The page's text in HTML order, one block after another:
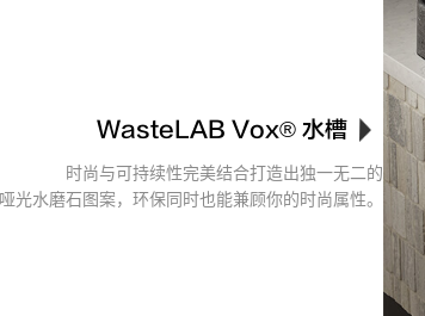
WasteLAB Vox® 水槽
时尚与可持续性完美结合打造出独一无二的
哑光水磨石图案，环保同时也能兼顾你的时尚属性。